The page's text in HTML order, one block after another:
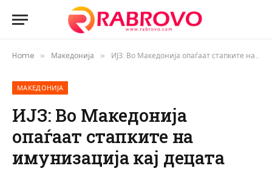
Home » Македонија » ИЈЗ: Во Македонија опаѓаат стапките на имунизација кај децата
МАКЕДОНИЈА
ИЈЗ: Во Македонија
опаѓаат стапките на
имунизација кај децата